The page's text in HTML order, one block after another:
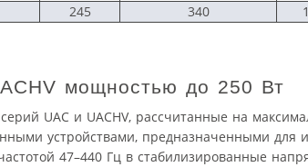
245 340
мощностью до 250 Вт
UAC и UACHV, рассчитанные на
устройствами, предназначенными для
47–440 Гц в стабилизированные